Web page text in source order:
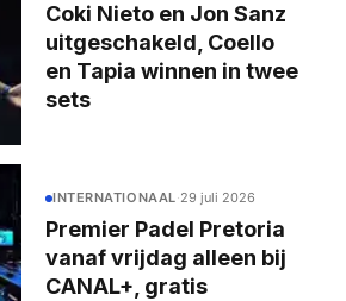
Coki Nieto en Jon Sanz
uitgeschakeld, Coello
en Tapia winnen in twee
sets
INTERNATIONAAL·29 juli 2026
Premier Padel Pretoria
vanaf vrijdag alleen bij
CANAL+, gratis